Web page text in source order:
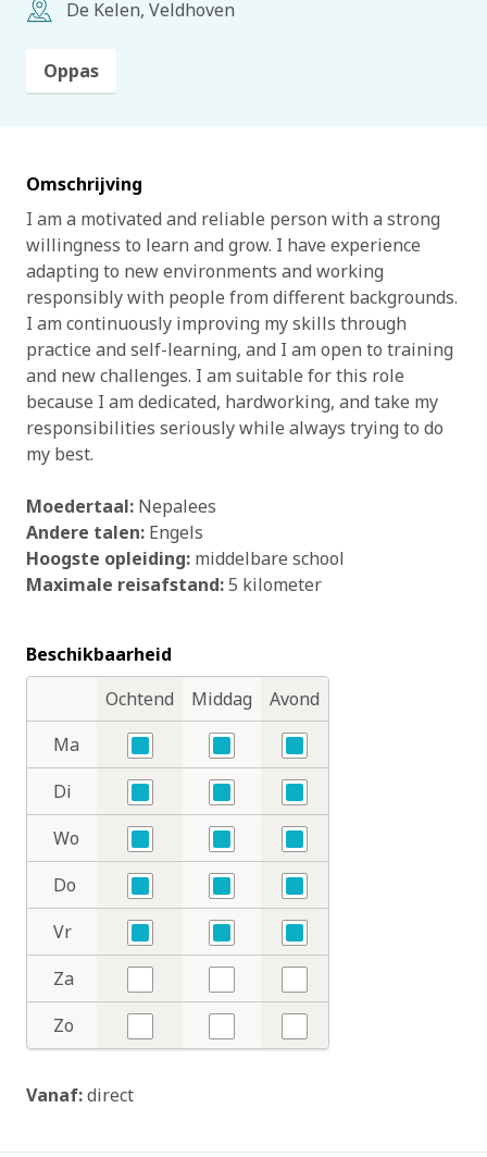
De Kelen, Veldhoven
Oppas
Omschrijving
I am a motivated and reliable person with a strong
willingness to learn and grow. I have experience
adapting to new environments and working
responsibly with people from different backgrounds.
I am continuously improving my skills through
practice and self-learning, and I am open to training
and new challenges. I am suitable for this role
because I am dedicated, hardworking, and take my
responsibilities seriously while always trying to do
my best.
Moedertaal: Nepalees
Andere talen: Engels
Hoogste opleiding: middelbare school
Maximale reisafstand:5 kilometer
Beschikbaarheid
Dagdelen
DagenOchtend Middag
Avond
Ma
Ja
Ja
Ja
Di
Ja
Ja
Ja
Wo
Ja
Ja
Ja
Do
Ja
Ja
Ja
Vr
Ja
Ja
Ja
Za
Nee
Nee
Nee
Zo
Nee
Nee
Nee
Vanaf:direct